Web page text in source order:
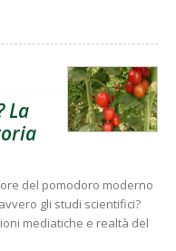
La
del pomodoro moderno
gli studi scientifici?
mediatiche e realtà del